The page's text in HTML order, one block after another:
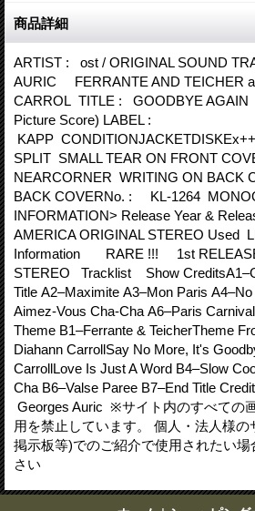
商品詳細
ARTIST : ost / ORIGINAL SOUND
AURIC FERRANTE AND TEICHER
CARROL TITLE : GOODBYE AGAIN
Picture Score) LABEL :
KAPP
SPLIT SMALL TEAR ON FRONT
NEARCORNER WRITING ON BACK
BACK COVERNo. : KL-1264
INFORMATION> Release Year &
AMERICA ORIGINAL STEREO
Information RARE !!! 1st
STEREO Tracklist Show
Title A2–Maximite A3–Mon Paris
Aimez-Vous Cha-Cha A6–Paris
Theme B1–Ferrante & TeicherTheme
Diahann CarrollSay No More, It's
CarrollLove Is Just A Word B4–Slow
Cha B6–Valse Paree B7–End Title
Georges Auric ※サイト内のすべての
用を禁止しています。 個人・法人様の
掲示板等)でのご紹介で使用されたい
さい